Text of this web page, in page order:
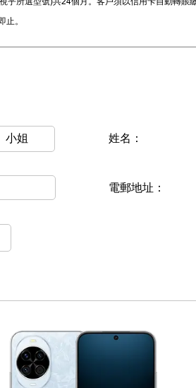
止。
小姐 姓名：
電郵地址：